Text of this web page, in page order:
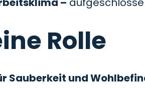
Rolle
Sauberkeit und